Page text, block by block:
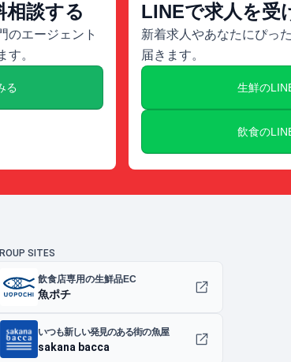
談する
のエージェント
す。
る
LINEで求人を受
新着求人やあなたにぴっ
届きます。
生鮮の
飲食の
SITES
飲食店専用の生鮮品EC
魚ポチ
いつも新しい発見のある街の魚屋
sakana bacca